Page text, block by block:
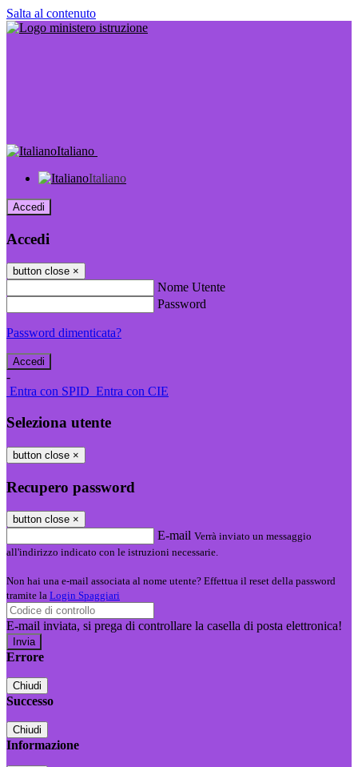
Salta al contenuto
Italiano
Italiano
Accedi
Accedi
button close ×
Nome Utente
Password
Password dimenticata?
-
Entra con SPID Entra con CIE
Seleziona utente
button close ×
Recupero password
button close ×
E-mail Verrà inviato un messaggio
all'indirizzo indicato con le istruzioni necessarie.
Non hai una e-mail associata al nome utente? Effettua il reset della password
tramite la Login Spaggiari
E-mail inviata, si prega di controllare la casella di posta elettronica!
Errore
Chiudi
Successo
Chiudi
Informazione